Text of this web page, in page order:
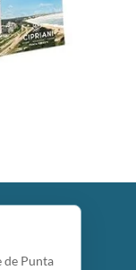
Punta